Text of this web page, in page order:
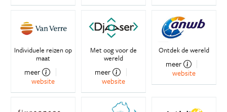
Individuele reizen op
maat
meer
website
Met oog voor de
wereld
meer
website
Ontdek de wereld
meer
website